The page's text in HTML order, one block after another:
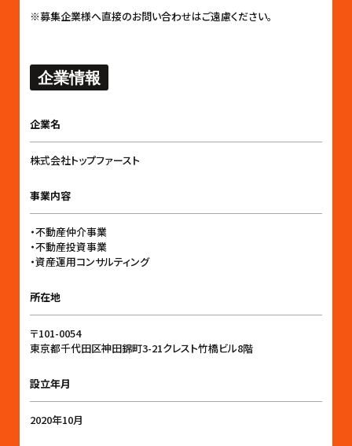
※募集企業様へ直接のお問い合わせはご遠慮ください。
企業情報
企業名
株式会社トップファースト
事業内容
・不動産仲介事業
・不動産投資事業
・資産運用コンサルティング
所在地
〒101-0054
東京都千代田区神田錦町3-21クレスト竹橋ビル8階
設立年月
2020年10月